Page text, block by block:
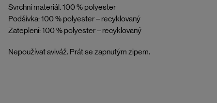
Svrchní materiál: 100 % polyester
Podšívka: 100 % polyester – recyklovaný
Zateplení: 100 % polyester – recyklovaný
Nepoužívat aviváž. Prát se zapnutým zipem.